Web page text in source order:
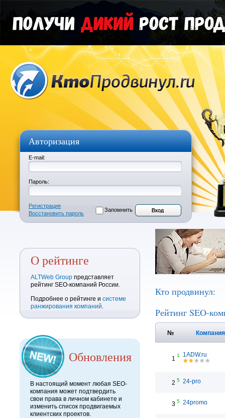
Авторизация
E-mail:
Пароль:
Регистрация
Восстановить пароль
Запомнить
О рейтинге
ALTWeb Group представляет
рейтинг SEO-компаний России.
Подробнее о рейтинге и системе
ранжирования компаний.
Обновления
В настоящий момент любая SEO-
компания может подтвердить
свои права в личном кабинете и
изменить список продвигаемых
клиентских проектов.
Кто продвинул:
Рейтинг SEO-
№ Компания
1 1 1ADW.ru
2 5 24-pro
3 5 24promo